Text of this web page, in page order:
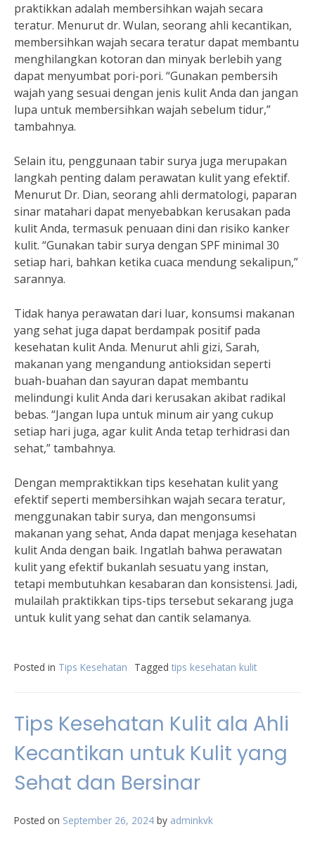
praktikkan adalah membersihkan wajah secara
teratur. Menurut dr. Wulan, seorang ahli kecantikan,
membersihkan wajah secara teratur dapat membantu
menghilangkan kotoran dan minyak berlebih yang
dapat menyumbat pori-pori. “Gunakan pembersih
wajah yang sesuai dengan jenis kulit Anda dan jangan
lupa untuk membersihkan wajah sebelum tidur,”
tambahnya.
Selain itu, penggunaan tabir surya juga merupakan
langkah penting dalam perawatan kulit yang efektif.
Menurut Dr. Dian, seorang ahli dermatologi, paparan
sinar matahari dapat menyebabkan kerusakan pada
kulit Anda, termasuk penuaan dini dan risiko kanker
kulit. “Gunakan tabir surya dengan SPF minimal 30
setiap hari, bahkan ketika cuaca mendung sekalipun,”
sarannya.
Tidak hanya perawatan dari luar, konsumsi makanan
yang sehat juga dapat berdampak positif pada
kesehatan kulit Anda. Menurut ahli gizi, Sarah,
makanan yang mengandung antioksidan seperti
buah-buahan dan sayuran dapat membantu
melindungi kulit Anda dari kerusakan akibat radikal
bebas. “Jangan lupa untuk minum air yang cukup
setiap hari juga, agar kulit Anda tetap terhidrasi dan
sehat,” tambahnya.
Dengan mempraktikkan tips kesehatan kulit yang
efektif seperti membersihkan wajah secara teratur,
menggunakan tabir surya, dan mengonsumsi
makanan yang sehat, Anda dapat menjaga kesehatan
kulit Anda dengan baik. Ingatlah bahwa perawatan
kulit yang efektif bukanlah sesuatu yang instan,
tetapi membutuhkan kesabaran dan konsistensi. Jadi,
mulailah praktikkan tips-tips tersebut sekarang juga
untuk kulit yang sehat dan cantik selamanya.
Posted in Tips Kesehatan Tagged tips kesehatan kulit
Tips Kesehatan Kulit ala Ahli
Kecantikan untuk Kulit yang
Sehat dan Bersinar
Posted on September 26, 2024 by adminkvk